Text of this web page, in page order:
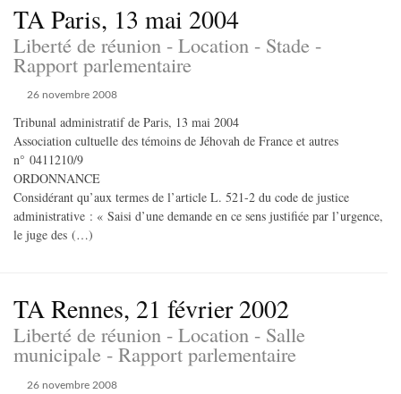
TA Paris, 13 mai 2004
Liberté de réunion - Location - Stade -
Rapport parlementaire
26 novembre 2008
Tribunal administratif de Paris, 13 mai 2004
Association cultuelle des témoins de Jéhovah de France et autres
n° 0411210/9
ORDONNANCE
Considérant qu’aux termes de l’article L. 521-2 du code de justice
administrative : « Saisi d’une demande en ce sens justifiée par l’urgence,
le juge des (…)
TA Rennes, 21 février 2002
Liberté de réunion - Location - Salle
municipale - Rapport parlementaire
26 novembre 2008